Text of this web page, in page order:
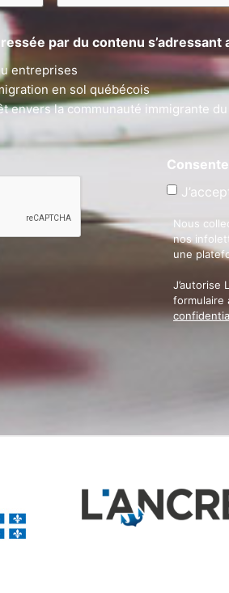
par du contenu s’adressant
entreprises
en sol québécois
envers la communauté immigrante
Nous
nos
une
J’autorise
formulaire